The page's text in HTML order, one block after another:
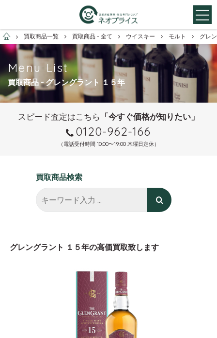
お酒買取専門店ネオプライス
買取商品一覧 買取商品 - 全て ウイスキー モルト グレ
Menu List
買取商品 - グレングラント １５年
スピード査定はこちら 「今すぐ価格が知りたい」
0120-962-166
（電話受付時間 10:00〜19:00 木曜日定休）
買取商品検索
グレングラント １５年の高価買取致します